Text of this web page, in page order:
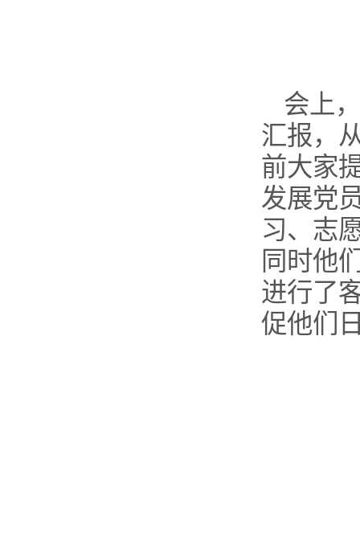
会上
汇报，
前大家
发展党
习、志
同时他
进行了
促他们